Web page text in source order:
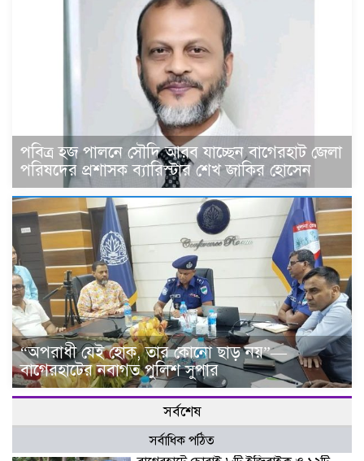
পবিত্র হজ পালনে সৌদি আরব যাচ্ছেন বাগেরহাট জেলা
পরিষদের প্রশাসক ব্যারিস্টার শেখ জাকির হোসেন
“অপরাধী যেই হোক, তার কোনো ছাড় নয়”—
বাগেরহাটের নবাগত পুলিশ সুপার
সর্বশেষ
সর্বাধিক পঠিত